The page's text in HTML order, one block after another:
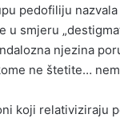
pedofiliju
u smjeru
njezina
ne štetite…
koji relativiziraju